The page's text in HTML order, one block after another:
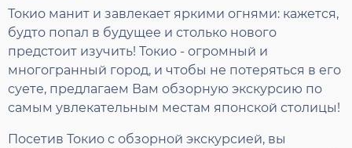
Токио манит и завлекает яркими огнями: кажется,
будто попал в будущее и столько нового
предстоит изучить! Токио - огромный и
многогранный город, и чтобы не потеряться в его
суете, предлагаем Вам обзорную экскурсию по
самым увлекательным местам японской столицы!
Посетив Токио с обзорной экскурсией, вы